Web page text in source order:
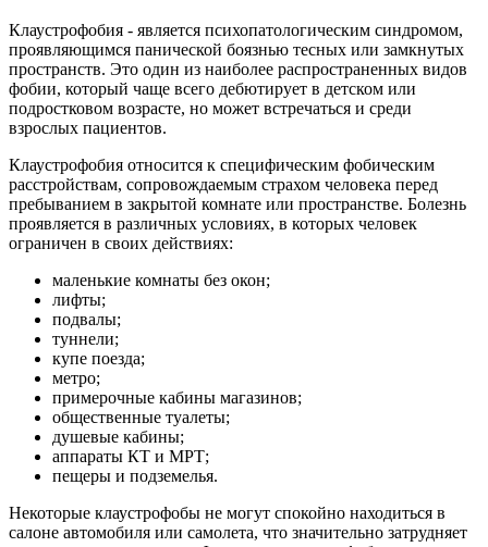
Клаустрофобия - является психопатологическим синдромом,
проявляющимся панической боязнью тесных или замкнутых
пространств. Это один из наиболее распространенных видов
фобии, который чаще всего дебютирует в детском или
подростковом возрасте, но может встречаться и среди
взрослых пациентов.
Клаустрофобия относится к специфическим фобическим
расстройствам, сопровождаемым страхом человека перед
пребыванием в закрытой комнате или пространстве. Болезнь
проявляется в различных условиях, в которых человек
ограничен в своих действиях:
маленькие комнаты без окон;
лифты;
подвалы;
туннели;
купе поезда;
метро;
примерочные кабины магазинов;
общественные туалеты;
душевые кабины;
аппараты КТ и МРТ;
пещеры и подземелья.
Некоторые клаустрофобы не могут спокойно находиться в
салоне автомобиля или самолета, что значительно затрудняет